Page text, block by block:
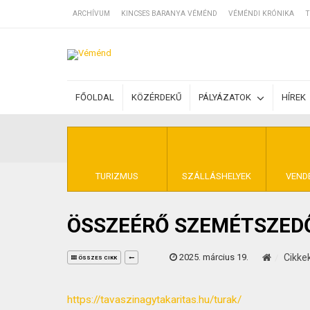
ARCHÍVUM KINCSES BARANYA VÉMÉND VÉMÉNDI KRÓNIKA
FŐOLDAL KÖZÉRDEKŰ PÁLYÁZATOK HÍREK
TURIZMUS SZÁLLÁSHELYEK
SZÁLLÁSOK
BEJEGYZÉSEK
ÁLTALÁNOS
KINCSES
ÖSSZEÉRŐ
ÖSSZES CIKK 2025. március 19.
https://tavaszinagytakaritas.hu/turak/